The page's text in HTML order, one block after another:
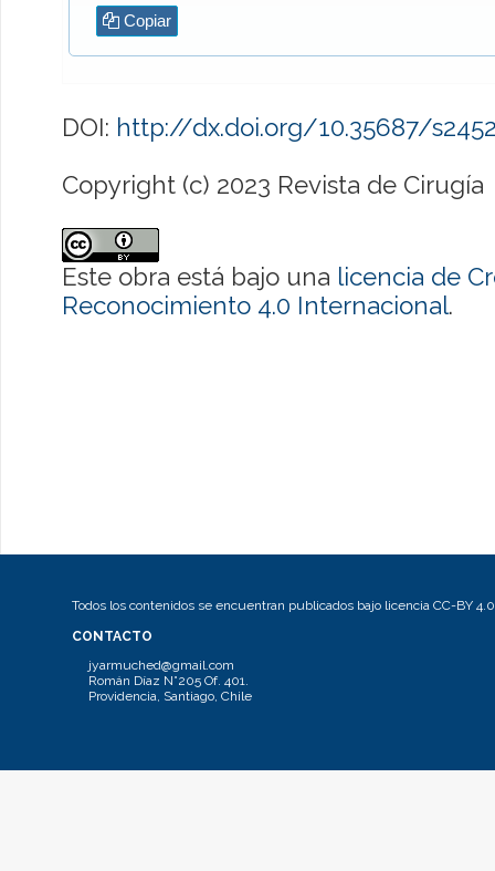
Copiar
DOI: http://dx.doi.org/10.35687/
Copyright (c) 2023 Revista de Cirugía
Este obra está bajo una licencia de
Reconocimiento 4.0 Internacional.
Todos los contenidos se encuentran publicados bajo licencia CC-BY 4.0
CONTACTO
jyarmuched@gmail.com
Román Díaz N°205 Of. 401.
Providencia, Santiago, Chile